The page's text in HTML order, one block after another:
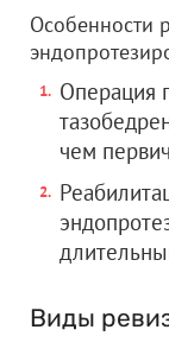
Особенности
Операция
чем
Виды